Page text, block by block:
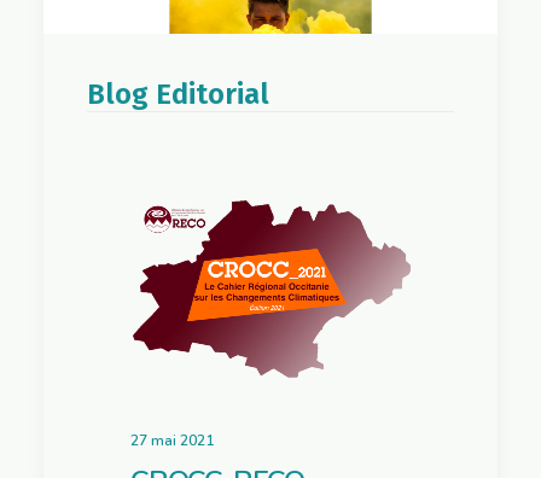
Blog Editorial
27 mai 2021